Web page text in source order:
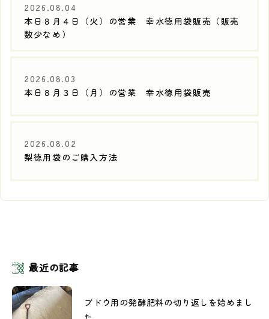
2026.08.04
本日８月４日（火）の営業 幸水徳用袋販売（販売
数少なめ）
2026.08.03
本日８月３日（月）の営業 幸水徳用袋販売
2026.08.02
梨徳用袋のご購入方法
最近の記事
ブドウ用の発酵肥料の切り返しを始めまし